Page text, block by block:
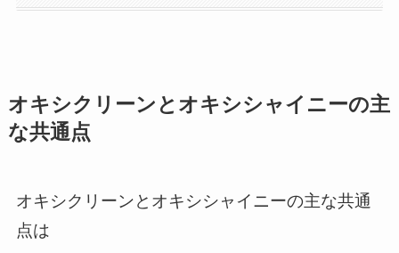
オキシクリーンとオキシシャイニーの主
な共通点
オキシクリーンとオキシシャイニーの主な共通
点は